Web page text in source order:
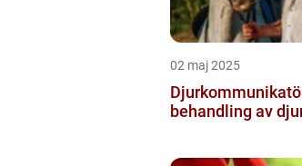
02 maj 2025
behandling av